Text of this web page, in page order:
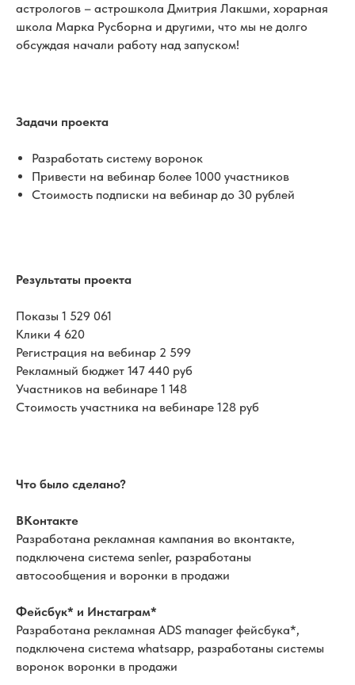
астрологов – астрошкола Дмитрия Лакшми, хорарная
школа Марка Русборна и другими, что мы не долго
обсуждая начали работу над запуском!
Задачи проекта
Разработать систему воронок
Привести на вебинар более 1000 участников
Стоимость подписки на вебинар до 30 рублей
Результаты проекта
Показы 1 529 061
Клики 4 620
Регистрация на вебинар 2 599
Рекламный бюджет 147 440 руб
Участников на вебинаре 1 148
Стоимость участника на вебинаре 128 руб
Что было сделано?
ВКонтакте
Разработана рекламная кампания во вконтакте,
подключена система senler, разработаны
автосообщения и воронки в продажи
Фейсбук* и Инстаграм*
Разработана рекламная ADS manager фейсбука*,
подключена система whatsapp, разработаны системы
воронок воронки в продажи